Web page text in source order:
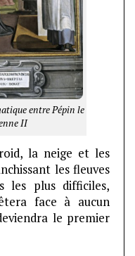
entre Pépin le
II
la neige et les
les fleuves
les plus difficiles,
face à aucun
le premier